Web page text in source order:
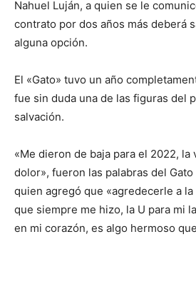
Nahuel Luján, a quien se le
contrato por dos años más deberá
alguna opción.
El «Gato» tuvo un año
fue sin duda una de las figuras del
salvación.
«Me dieron de baja para el 2022, la
dolor», fueron las palabras del
quien agregó que «agredecerle a
que siempre me hizo, la U para mi
en mi corazón, es algo hermoso